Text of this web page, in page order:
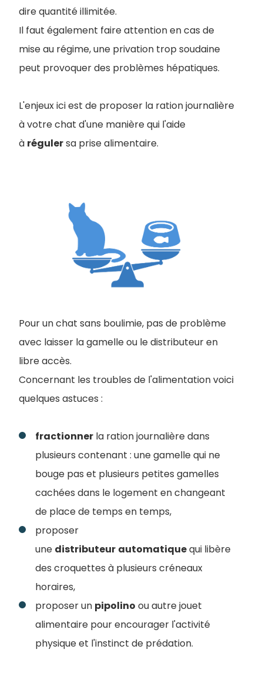
dire quantité illimitée.
Il faut également faire attention en cas de
mise au régime, une privation trop soudaine
peut provoquer des problèmes hépatiques.
L'enjeux ici est de proposer la ration journalière
à votre chat d'une manière qui l'aide
à régulersa prise alimentaire.
Pour un chat sans boulimie, pas de problème
avec laisser la gamelle ou le distributeur en
libre accès.
Concernant les troubles de l'alimentation voici
quelques astuces :
fractionner la ration journalière dans
plusieurs contenant : une gamelle qui ne
bouge pas et plusieurs petites gamelles
cachées dans le logement en changeant
de place de temps en temps,
proposer
une distributeur automatiquequi libère
des croquettes à plusieurs créneaux
horaires,
proposer un pipolino ou autre jouet
alimentaire pour encourager l'activité
physique et l'instinct de prédation.